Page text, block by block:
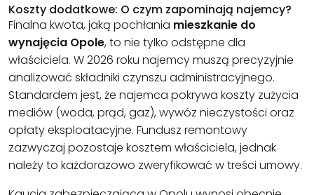
Koszty dodatkowe: O czym zapominają najemcy?
Finalna kwota, jaką pochłania mieszkanie do
wynajęcia Opole, to nie tylko odstępne dla
właściciela. W 2026 roku najemcy muszą precyzyjnie
analizować składniki czynszu administracyjnego.
Standardem jest, że najemca pokrywa koszty zużycia
mediów (woda, prąd, gaz), wywóz nieczystości oraz
opłaty eksploatacyjne. Fundusz remontowy
zazwyczaj pozostaje kosztem właściciela, jednak
należy to każdorazowo zweryfikować w treści umowy.